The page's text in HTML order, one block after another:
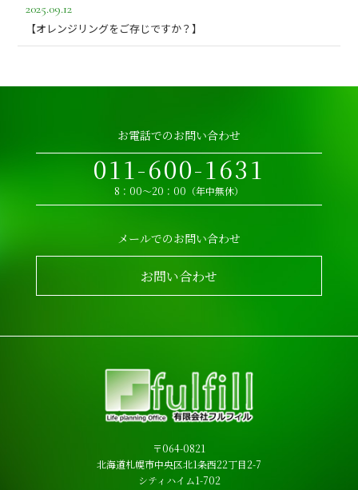
2025.09.12
【オレンジリングをご存じですか？】
お電話でのお問い合わせ
011-600-1631
8：00～20：00（年中無休）
メールでのお問い合わせ
お問い合わせ
〒064-0821
北海道札幌市中央区北1条西22丁目2-7
シティハイム1-702